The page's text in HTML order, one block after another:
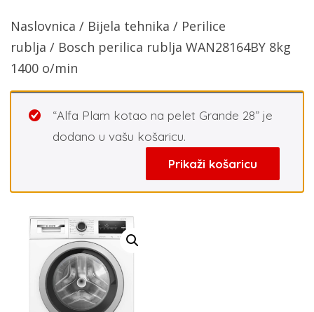
Naslovnica / Bijela tehnika / Perilice
rublja / Bosch perilica rublja WAN28164BY 8kg
1400 o/min
“Alfa Plam kotao na pelet Grande 28” je
dodano u vašu košaricu.
Prikaži košaricu